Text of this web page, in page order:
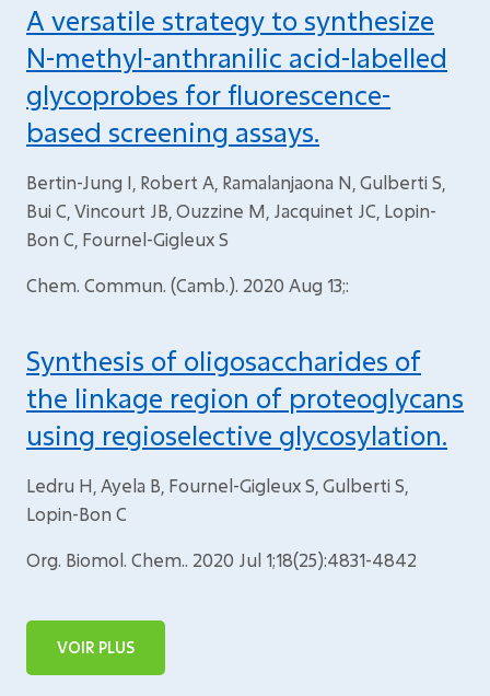
A versatile strategy to synthesize
N-methyl-anthranilic acid-labelled
glycoprobes for fluorescence-
based screening assays.
Bertin-Jung I, Robert A, Ramalanjaona N, Gulberti S,
Bui C, Vincourt JB, Ouzzine M, Jacquinet JC, Lopin-
Bon C, Fournel-Gigleux S
Chem. Commun. (Camb.). 2020 Aug 13;:
Synthesis of oligosaccharides of
the linkage region of proteoglycans
using regioselective glycosylation.
Ledru H, Ayela B, Fournel-Gigleux S, Gulberti S,
Lopin-Bon C
Org. Biomol. Chem.. 2020 Jul 1;18(25):4831-4842
VOIR PLUS